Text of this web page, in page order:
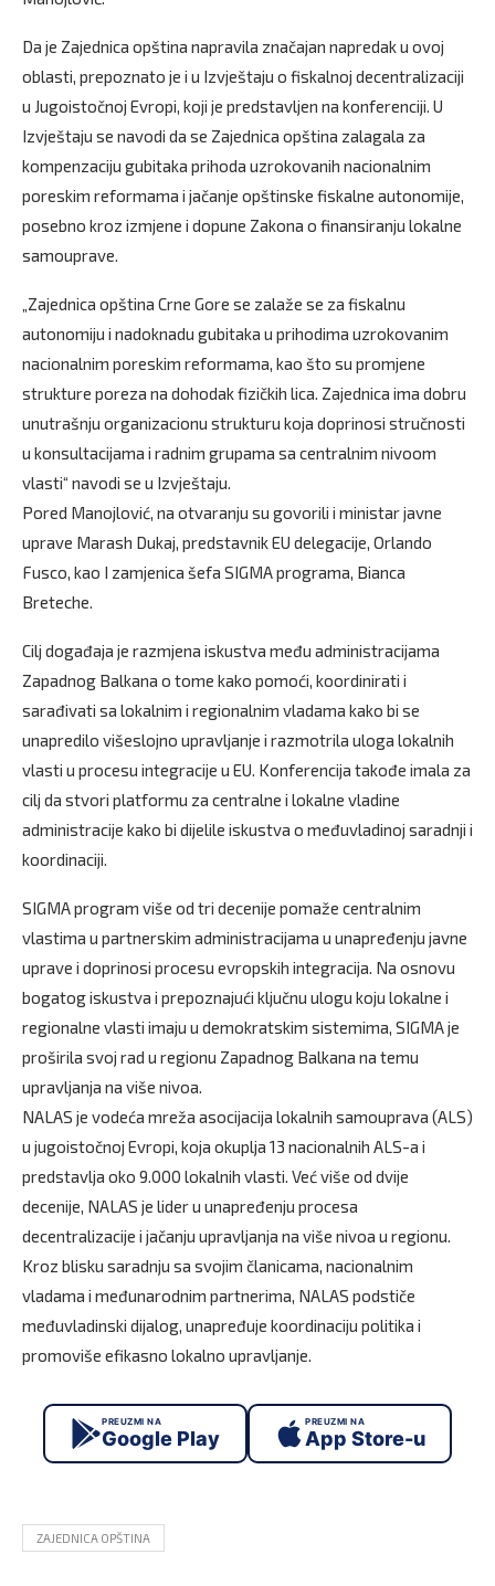
Da je Zajednica opština napravila značajan napredak u ovoj
oblasti, prepoznato je i u Izvještaju o fiskalnoj decentralizaciji
u Jugoistočnoj Evropi, koji je predstavljen na konferenciji. U
Izvještaju se navodi da se Zajednica opština zalagala za
kompenzaciju gubitaka prihoda uzrokovanih nacionalnim
poreskim reformama i jačanje opštinske fiskalne autonomije,
posebno kroz izmjene i dopune Zakona o finansiranju lokalne
samouprave.
„Zajednica opština Crne Gore se zalaže se za fiskalnu
autonomiju i nadoknadu gubitaka u prihodima uzrokovanim
nacionalnim poreskim reformama, kao što su promjene
strukture poreza na dohodak fizičkih lica. Zajednica ima dobru
unutrašnju organizacionu strukturu koja doprinosi stručnosti
u konsultacijama i radnim grupama sa centralnim nivoom
vlasti“ navodi se u Izvještaju.
Pored Manojlović, na otvaranju su govorili i ministar javne
uprave Marash Dukaj, predstavnik EU delegacije, Orlando
Fusco, kao I zamjenica šefa SIGMA programa, Bianca
Breteche.
Cilj događaja je razmjena iskustva među administracijama
Zapadnog Balkana o tome kako pomoći, koordinirati i
sarađivati sa lokalnim i regionalnim vladama kako bi se
unapredilo višeslojno upravljanje i razmotrila uloga lokalnih
vlasti u procesu integracije u EU. Konferencija takođe imala za
cilj da stvori platformu za centralne i lokalne vladine
administracije kako bi dijelile iskustva o međuvladinoj saradnji i
koordinaciji.
SIGMA program više od tri decenije pomaže centralnim
vlastima u partnerskim administracijama u unapređenju javne
uprave i doprinosi procesu evropskih integracija. Na osnovu
bogatog iskustva i prepoznajući ključnu ulogu koju lokalne i
regionalne vlasti imaju u demokratskim sistemima, SIGMA je
proširila svoj rad u regionu Zapadnog Balkana na temu
upravljanja na više nivoa.
NALAS je vodeća mreža asocijacija lokalnih samouprava (ALS)
u jugoistočnoj Evropi, koja okuplja 13 nacionalnih ALS-a i
predstavlja oko 9.000 lokalnih vlasti. Već više od dvije
decenije, NALAS je lider u unapređenju procesa
decentralizacije i jačanju upravljanja na više nivoa u regionu.
Kroz blisku saradnju sa svojim članicama, nacionalnim
vladama i međunarodnim partnerima, NALAS podstiče
međuvladinski dijalog, unapređuje koordinaciju politika i
promoviše efikasno lokalno upravljanje.
PREUZMI NA
Google Play
PREUZMI NA
App Store-u
ZAJEDNICA OPŠTINA